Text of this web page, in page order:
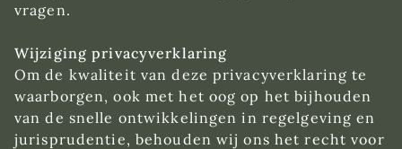
vragen.
Wijziging privacyverklaring
Om de kwaliteit van deze privacyverklaring te
waarborgen, ook met het oog op het bijhouden
van de snelle ontwikkelingen in regelgeving en
jurisprudentie, behouden wij ons het recht voor